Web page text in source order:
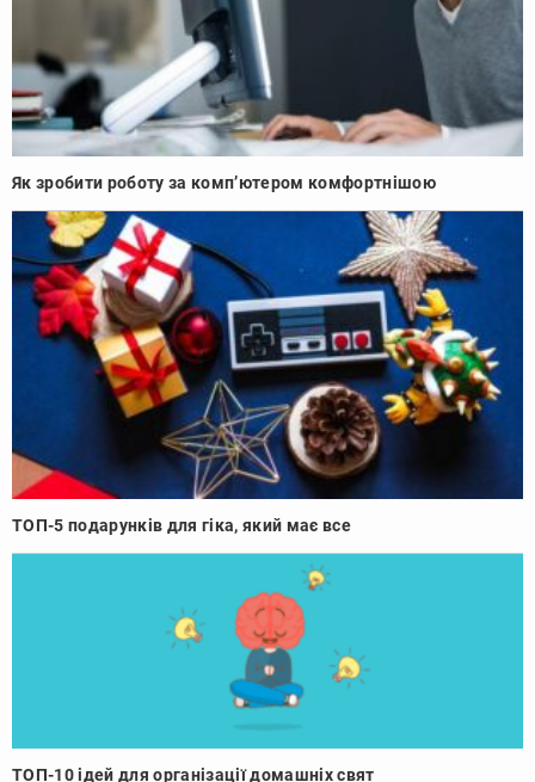
Як зробити роботу за комп’ютером комфортнішою
ТОП-5 подарунків для гіка, який має все
ТОП-10 ідей для організації домашніх свят